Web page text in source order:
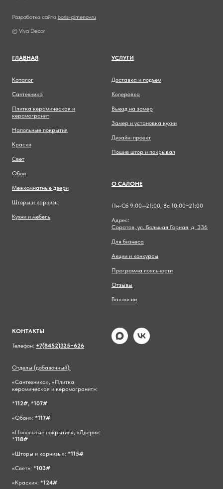
Разработка сайта boris-pimenov.ru
© Viva Decor
ГЛАВНАЯ
Каталог
Сантехника
Плитка керамическая и
керамогранит
Напольные покрытия
Краски
Свет
Обои
Межкомнатные двери
Шторы и карнизы
Кухни и мебель
УСЛУГИ
Доставка и подъем
Колеровка
Выезд на замер
Замер и установка кухни
Дизайн-проект
Пошив штор и покрывал
О САЛОНЕ
Пн-Сб 9:00—21:00, Вс 10:00−21:00
Адрес:
Саратов, ул. Большая Горная, д. 336
Для бизнеса
Акции и конкурсы
Программа лояльности
Отзывы
Вакансии
КОНТАКТЫ
Телефон: +7(8452)325−626
Отделы (добавочный):
«Сантехника», «Плитка
керамическая и керамогранит»:
*112#, *107#
«Обои»: *117#
«Напольные покрытия», «Двери»:
*118#
«Шторы и карнизы»: *115#
«Свет»: *103#
«Краски»: *124#